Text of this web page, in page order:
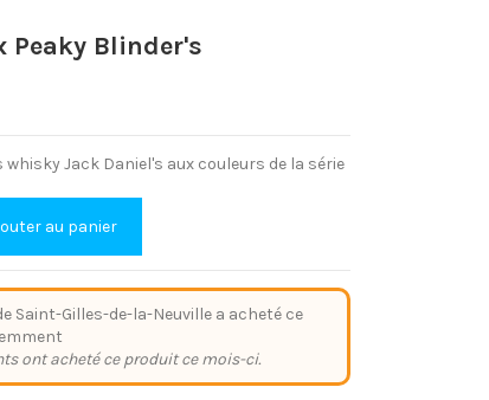
Peaky Blinder's
Jack Daniel's aux couleurs de la série
au panier
Saint-Gilles-de-la-Neuville a acheté ce
ont acheté ce produit ce mois-ci.